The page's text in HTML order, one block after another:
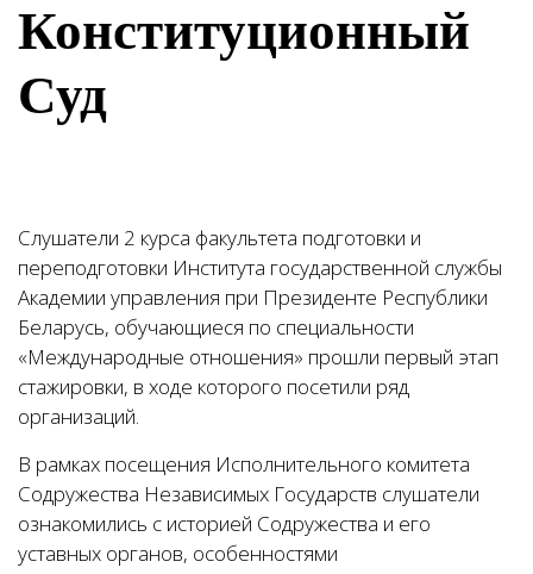
Конституционный
Суд
Слушатели 2 курса факультета подготовки и
переподготовки Института государственной службы
Академии управления при Президенте Республики
Беларусь, обучающиеся по специальности
«Международные отношения» прошли первый этап
стажировки, в ходе которого посетили ряд
организаций.
В рамках посещения Исполнительного комитета
Содружества Независимых Государств слушатели
ознакомились с историей Содружества и его
уставных органов, особенностями